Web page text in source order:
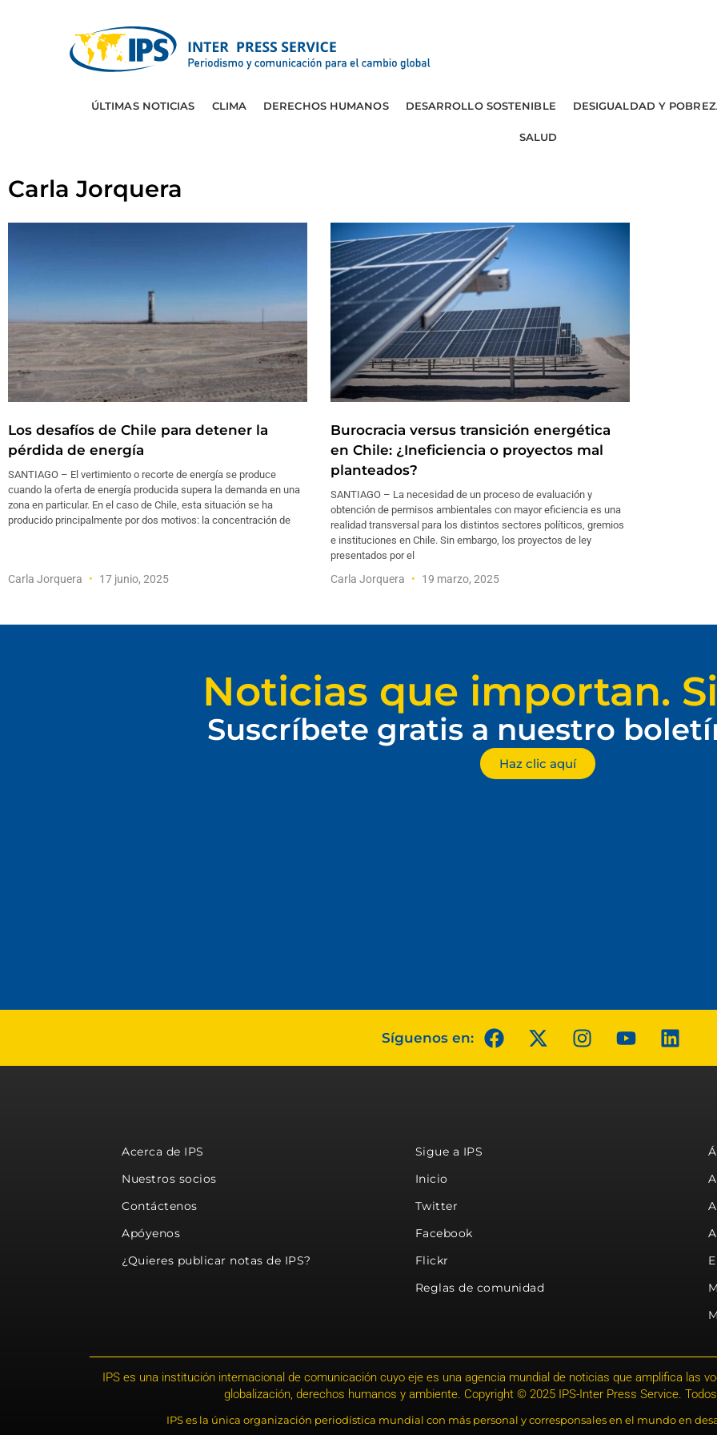
ÚLTIMAS NOTICIAS CLIMA DERECHOS HUMANOS DESARROLLO SOSTENIBLE DESIGUALDAD Y
SALUD
Carla Jorquera
Los desafíos de Chile para detener la
pérdida de energía
SANTIAGO – El vertimiento o recorte de energía se produce
cuando la oferta de energía producida supera la demanda en una
zona en particular. En el caso de Chile, esta situación se ha
producido principalmente por dos motivos: la concentración de
Carla Jorquera 17 junio, 2025
Burocracia versus transición energética
en Chile: ¿Ineficiencia o proyectos mal
planteados?
SANTIAGO – La necesidad de un proceso de evaluación y
obtención de permisos ambientales con mayor eficiencia es una
realidad transversal para los distintos sectores políticos, gremios
e instituciones en Chile. Sin embargo, los proyectos de ley
presentados por el
Carla Jorquera 19 marzo, 2025
Noticias que importan.
Suscríbete gratis a nuestro
Haz clic aquí
Síguenos en:
Acerca de IPS
Nuestros socios
Contáctenos
Apóyenos
¿Quieres publicar notas de IPS?
Sigue a IPS
Inicio
Twitter
Facebook
Flickr
Reglas de comunidad
IPS es una institución internacional de comunicación cuyo eje es una agencia mundial de noticias que amplifica las
globalización, derechos humanos y ambiente. Copyright © 2025 IPS-Inter Press Service.
IPS es la única organización periodística mundial con más personal y corresponsales en el mundo en